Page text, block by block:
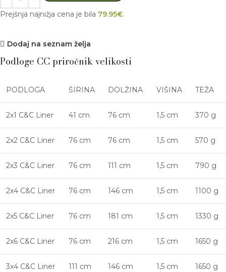
Prejšnja najnižja cena je bila 79.95€.
Dodaj na seznam želja
Podloge CC priročnik velikosti
PODLOGA ŠIRINA DOLŽINA VIŠINA TEŽA
2x1 C&C Liner 41 cm 76 cm 1,5 cm 370 g
2x2 C&C Liner 76 cm 76 cm 1,5 cm 570 g
2x3 C&C Liner 76 cm 111 cm 1,5 cm 790 g
2x4 C&C Liner 76 cm 146 cm 1,5 cm 1100 g
2x5 C&C Liner 76 cm 181 cm 1,5 cm 1330 g
2x6 C&C Liner 76 cm 216 cm 1,5 cm 1650 g
3x4 C&C Liner 111 cm 146 cm 1,5 cm 1650 g